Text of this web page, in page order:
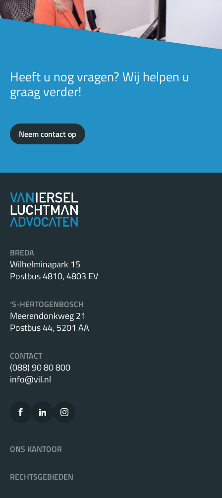
Heeft u nog vragen? Wij helpen u
graag verder!
Neem contact op
BREDA
Wilhelminapark 15
Postbus 4810, 4803 EV
‘S-HERTOGENBOSCH
Meerendonkweg 21
Postbus 44, 5201 AA
CONTACT
(088) 90 80 800
info@vil.nl
ONS KANTOOR
RECHTSGEBIEDEN